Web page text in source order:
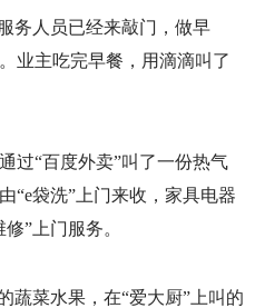
务人员已经来敲门，做早
业主吃完早餐，用滴滴叫了
过“百度外卖”叫了一份热气
“e袋洗”上门来收，家具电器
”上门服务。
蔬菜水果，在“爱大厨”上叫的